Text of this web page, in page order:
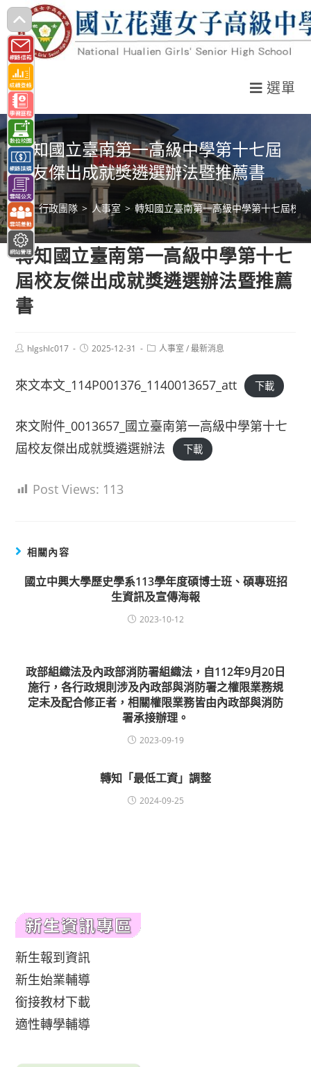
跳
轉
至
主
要
內
容
選單
轉知國立臺南第一高級中學第十七屆
校友傑出成就獎遴選辦法暨推薦書
> 行政團隊 > 人事室 > 轉知國立臺南第一高級中學第十七屆校
轉知國立臺南第一高級中學第十七
屆校友傑出成就獎遴選辦法暨推薦
書
Posthlgshlc017
Post2025-12-31
Post人事室 / 最新消息
來文本文_114P001376_1140013657_att 下載
來文附件_0013657_國立臺南第一高級中學第十七
屆校友傑出成就獎遴選辦法
下載
Post Views: 113
相關內容
國立中興大學歷史學系113學年度碩博士班、碩專班招
生資訊及宣傳海報
2023-10-12
政部組織法及內政部消防署組織法，自112年9月20日
施行，各行政規則涉及內政部與消防署之權限業務規
定未及配合修正者，相關權限業務皆由內政部與消防
署承接辦理。
2023-09-19
轉知「最低工資」調整
2024-09-25
新生報到資訊
新生始業輔導
銜接教材下載
適性轉學輔導